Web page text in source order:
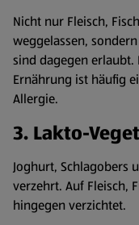
Nicht nur Fleisch,
weggelassen,
sind dagegen
Ernährung ist häufig
Allergie.
3. Lakto-
Joghurt, Schlagobers
verzehrt. Auf Fleisch,
hingegen verzichtet.